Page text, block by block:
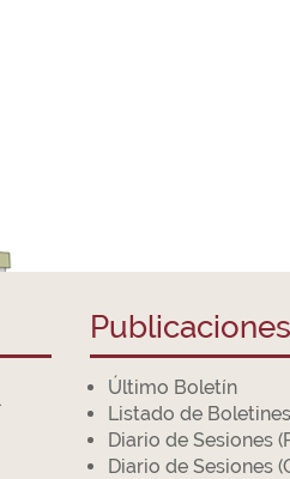
Último Boletín
Listado de Boletines
Diario de Sesiones
Diario de Sesiones